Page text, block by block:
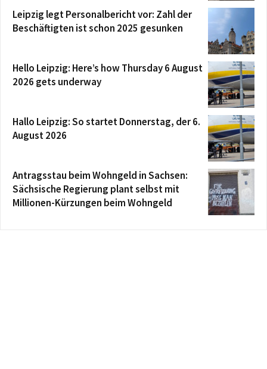
Leipzig legt Personalbericht vor: Zahl der
Beschäftigten ist schon 2025 gesunken
Hello Leipzig: Here’s how Thursday 6 August
2026 gets underway
Hallo Leipzig: So startet Donnerstag, der 6.
August 2026
Antragsstau beim Wohngeld in Sachsen:
Sächsische Regierung plant selbst mit
Millionen-Kürzungen beim Wohngeld